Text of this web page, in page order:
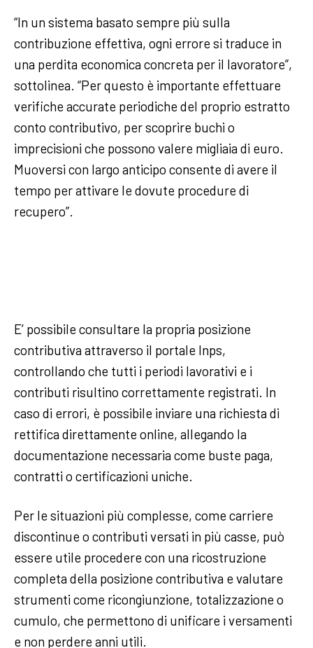
“In un sistema basato sempre più sulla
contribuzione effettiva, ogni errore si traduce in
una perdita economica concreta per il lavoratore”,
sottolinea. “Per questo è importante effettuare
verifiche accurate periodiche del proprio estratto
conto contributivo, per scoprire buchi o
imprecisioni che possono valere migliaia di euro.
Muoversi con largo anticipo consente di avere il
tempo per attivare le dovute procedure di
recupero”.
E’ possibile consultare la propria posizione
contributiva attraverso il portale Inps,
controllando che tutti i periodi lavorativi e i
contributi risultino correttamente registrati. In
caso di errori, è possibile inviare una richiesta di
rettifica direttamente online, allegando la
documentazione necessaria come buste paga,
contratti o certificazioni uniche.
Per le situazioni più complesse, come carriere
discontinue o contributi versati in più casse, può
essere utile procedere con una ricostruzione
completa della posizione contributiva e valutare
strumenti come ricongiunzione, totalizzazione o
cumulo, che permettono di unificare i versamenti
e non perdere anni utili.